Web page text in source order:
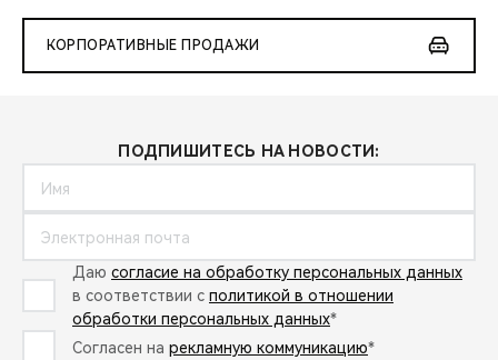
КОРПОРАТИВНЫЕ ПРОДАЖИ
ПОДПИШИТЕСЬ НА НОВОСТИ:
Даю согласие на обработку персональных данных
в соответствии с политикой в отношении
обработки персональных данных*
Согласен на рекламную коммуникацию*